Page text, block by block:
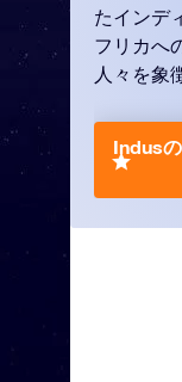
たインデ
フリカへ
人々を象
Indus